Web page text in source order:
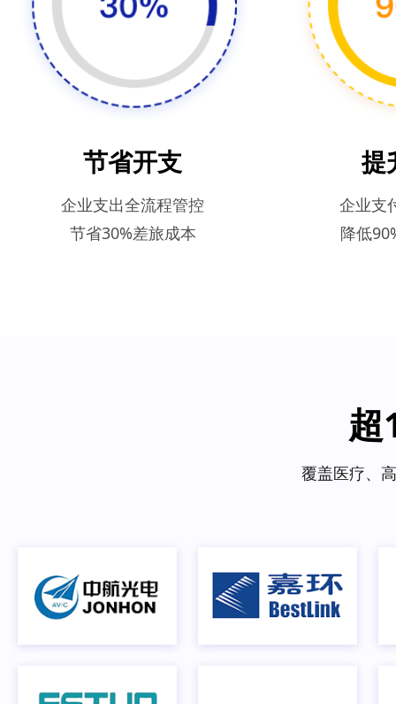
节省开支
企业支出全流程管控
节省30%差旅成本
提
企业支
降低
超
覆盖医疗、